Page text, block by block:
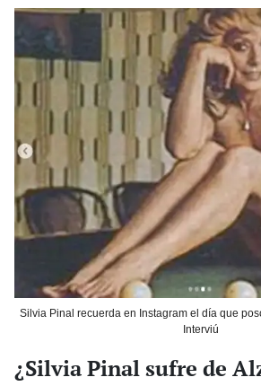
Silvia Pinal recuerda en Instagram el día que
Interviú
¿Silvia Pinal sufre de